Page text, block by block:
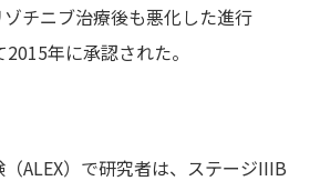
チニブ治療後も悪化した進行
年に承認された。
ALEX）で研究者は、ステージIIIB